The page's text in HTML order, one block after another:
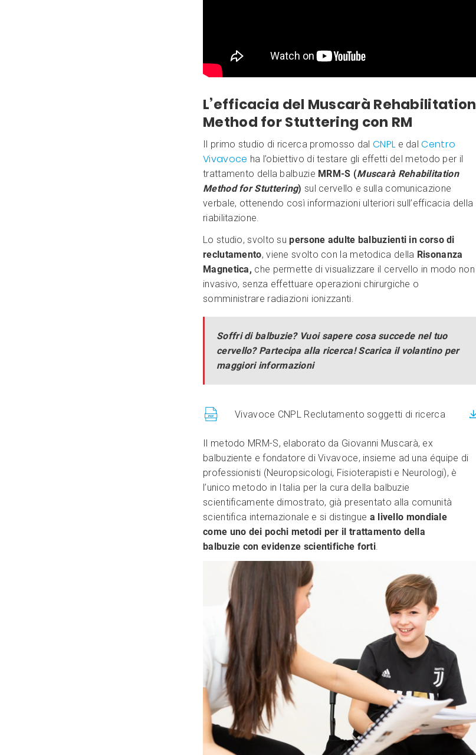
L’efficacia del Muscarà Rehabilitation
Method for Stuttering con RM
Il primo studio di ricerca promosso dalCNPL e dalCentro
Vivavoce ha l’obiettivo di testare gli effetti del metodo per il
trattamento della balbuzie MRM-S (Muscarà Rehabilitation
Method for Stuttering) sul cervello e sulla comunicazione
verbale, ottenendo così informazioni ulteriori sull’efficacia della
riabilitazione.
Lo studio, svolto supersone adulte balbuzienti in corso di
reclutamento, viene svolto con la metodica della Risonanza
Magnetica, che permette di visualizzare il cervello in modo non
invasivo, senza effettuare operazioni chirurgiche o
somministrare radiazioni ionizzanti.
Soffri di balbuzie? Vuoi sapere cosa succede nel tuo
cervello? Partecipa alla ricerca! Scarica il volantino per
maggiori informazioni
Vivavoce CNPL Reclutamento soggetti di ricerca
Il metodo MRM-S, elaborato da Giovanni Muscarà, ex
balbuziente e fondatore di Vivavoce, insieme ad una équipe di
professionisti (Neuropsicologi, Fisioterapisti e Neurologi), è
l’unico metodo in Italia per la cura della balbuzie
scientificamente dimostrato, già presentato alla comunità
scientifica internazionale e si distingue a livello mondiale
come uno dei pochi metodi per il trattamento della
balbuzie con evidenze scientifiche forti.